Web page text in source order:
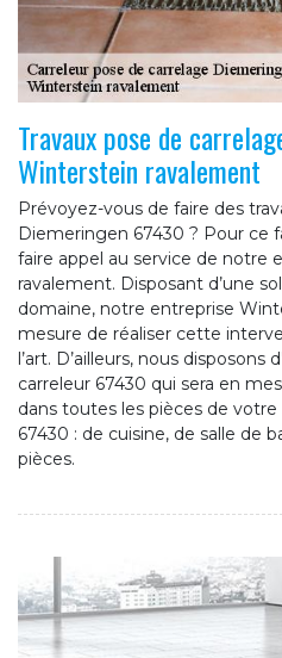
Travaux pose de
Winterstein ravalement
Prévoyez-vous de faire des
Diemeringen 67430 ? Pour ce
faire appel au service de notre
ravalement. Disposant d’une
domaine, notre entreprise
mesure de réaliser cette
l’art. D’ailleurs, nous disposons
carreleur 67430 qui sera en
dans toutes les pièces de
67430 : de cuisine, de salle de
pièces.